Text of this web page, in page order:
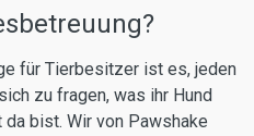
für Tierbesitzer ist es, jeden
zu fragen, was ihr Hund
bist. Wir von Pawshake